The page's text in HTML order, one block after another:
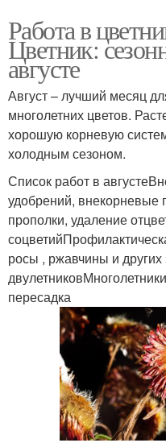
Работа в
Цветник:
августе
Август – лучший месяц
многолетних цветов.
хорошую корневую
холодным сезоном.
Список работ в
удобрений, внекорневые
прополки, удаление
росы , ржавчины и
пересадка